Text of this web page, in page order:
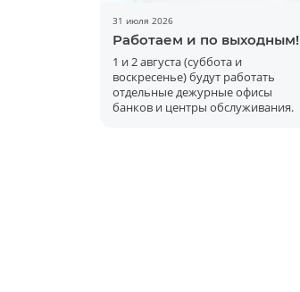
31 июля 2026
Работаем и по выходным!
1 и 2 августа (суббота и
воскресенье) будут работать
отдельные дежурные офисы
банков и центры обслуживания.